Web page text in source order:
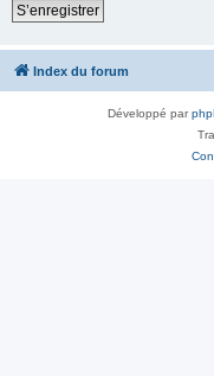
S’enregistrer
Index du forum
Développé par